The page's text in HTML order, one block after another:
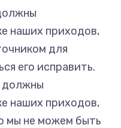
наших приходов,
для
его исправить.
должны
наших приходов,
мы не можем быть